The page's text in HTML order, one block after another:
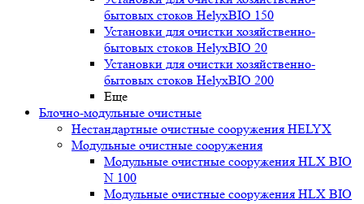
бытовых стоков HelyxBIO 150
Установки для очистки хозяйственно-
бытовых стоков HelyxBIO 20
Установки для очистки хозяйственно-
бытовых стоков HelyxBIO 200
Еще
Блочно-модульные очистные
Нестандартные очистные сооружения HELYX
Модульные очистные сооружения
Модульные очистные сооружения HLX BIO
N 100
Модульные очистные сооружения HLX BIO